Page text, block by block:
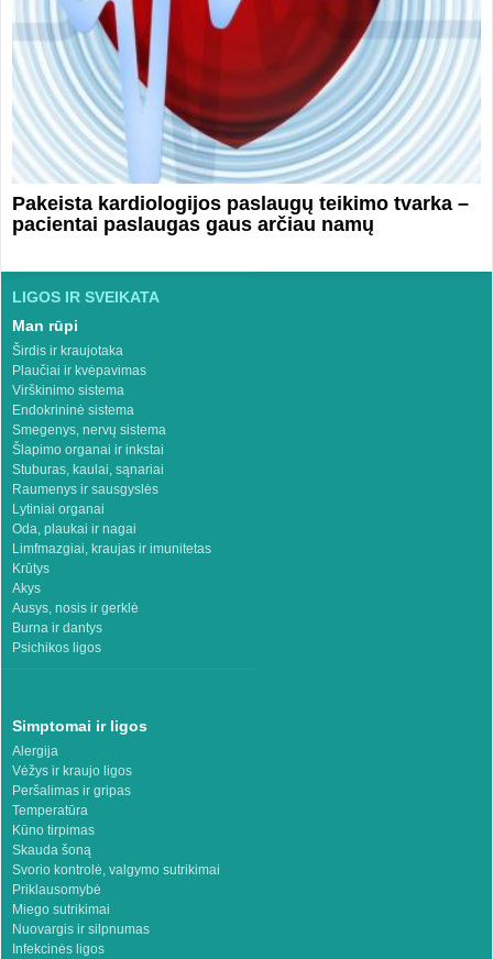
Pakeista kardiologijos paslaugų teikimo tvarka –
pacientai paslaugas gaus arčiau namų
LIGOS IR SVEIKATA
Man rūpi
Širdis ir kraujotaka
Plaučiai ir kvėpavimas
Virškinimo sistema
Endokrininė sistema
Smegenys, nervų sistema
Šlapimo organai ir inkstai
Stuburas, kaulai, sąnariai
Raumenys ir sausgyslės
Lytiniai organai
Oda, plaukai ir nagai
Limfmazgiai, kraujas ir imunitetas
Krūtys
Akys
Ausys, nosis ir gerklė
Burna ir dantys
Psichikos ligos
Simptomai ir ligos
Alergija
Vėžys ir kraujo ligos
Peršalimas ir gripas
Temperatūra
Kūno tirpimas
Skauda šoną
Svorio kontrolė, valgymo sutrikimai
Priklausomybė
Miego sutrikimai
Nuovargis ir silpnumas
Infekcinės ligos